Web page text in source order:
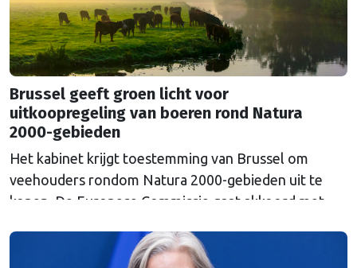
Brussel geeft groen licht voor
uitkoopregeling van boeren rond Natura
2000-gebieden
Het kabinet krijgt toestemming van Brussel om
veehouders rondom Natura 2000-gebieden uit te
kopen. De Europese Commissie gaat akkoord met